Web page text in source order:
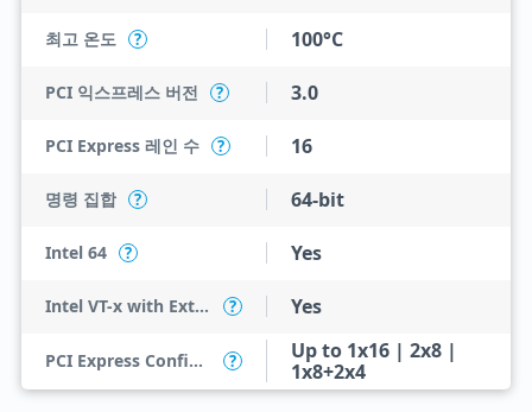
최고 온도 ? 100°C
PCI 익스프레스 버전 ? 3.0
PCI Express 레인 수 ? 16
명령 집합 ? 64-bit
Intel 64 ? Yes
Intel VT-x with Extended Page Tables (EPT) ? Yes
PCI Express Configurations ?
Up to 1x16 | 2x8 |
1x8+2x4